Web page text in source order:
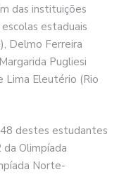
das instituições
estaduais
Delmo Ferreira
Pugliesi
Lima Eleutério (Rio
destes estudantes
da Olimpíada
Norte-